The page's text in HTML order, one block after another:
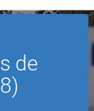
de